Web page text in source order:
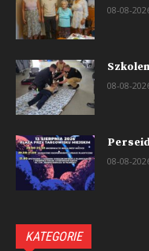
08-08-
08-08-
08-08-
KATEGORIE